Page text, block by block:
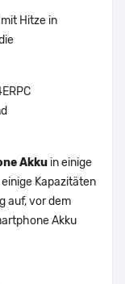
Hitze in
Akku in einige
Kapazitäten
auf, vor dem
Akku